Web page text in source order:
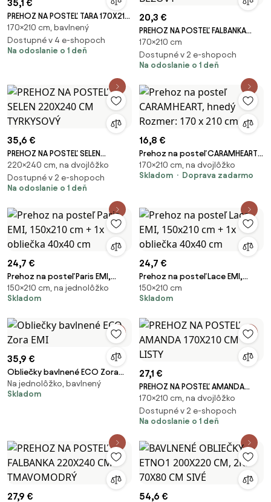
35,1 €
PREHOZ NA POSTEĽ TARA 170X210
CM BIELY
170×210 cm, bavlnený
Dostupné v 4 e-shopoch
Na odoslanie o 1 deň
20,3 €
PREHOZ NA POSTEĽ FALBANKA
170X210 CM BÉŽOVÝ
170×210 cm
Dostupné v 2 e-shopoch
Na odoslanie o 1 deň
35,6 €
PREHOZ NA POSTEĽ SELEN
220X240 CM TYRKYSOVÝ
220×240 cm, na dvojlôžko
Dostupné v 2 e-shopoch
Na odoslanie o 1 deň
16,8 €
Prehoz na posteľ CARAMHEART,
hnedý Rozmer: 170 x 210 cm
170×210 cm, na dvojlôžko
Skladom
Doprava zadarmo
24,7 €
Prehoz na posteľ Paris EMI,
150x210 cm + 1x obliečka 40x40
cm
150×210 cm, na jednolôžko
Skladom
24,7 €
Prehoz na posteľ Lace EMI,
150x210 cm + 1x obliečka 40x40
cm
150×210 cm
Skladom
35,9 €
Obliečky bavlnené ECO Zora
EMI
Na jednolôžko, bavlnený
Skladom
27,1 €
PREHOZ NA POSTEĽ AMANDA
170X210 CM LISTY
170×210 cm, na dvojlôžko
Dostupné v 2 e-shopoch
Na odoslanie o 1 deň
27,9 € 54,6 €